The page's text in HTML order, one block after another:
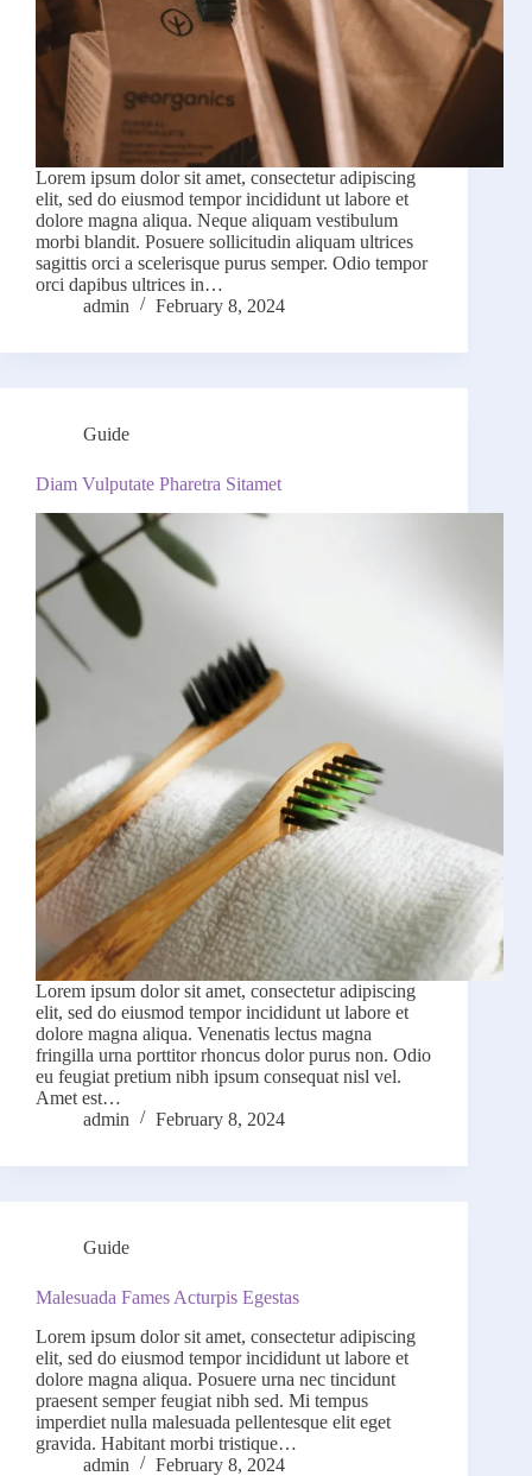
Lorem ipsum dolor sit amet, consectetur adipiscing
elit, sed do eiusmod tempor incididunt ut labore et
dolore magna aliqua. Neque aliquam vestibulum
morbi blandit. Posuere sollicitudin aliquam ultrices
sagittis orci a scelerisque purus semper. Odio tempor
orci dapibus ultrices in…
admin
February 8, 2024
Guide
Diam Vulputate Pharetra Sitamet
Lorem ipsum dolor sit amet, consectetur adipiscing
elit, sed do eiusmod tempor incididunt ut labore et
dolore magna aliqua. Venenatis lectus magna
fringilla urna porttitor rhoncus dolor purus non. Odio
eu feugiat pretium nibh ipsum consequat nisl vel.
Amet est…
admin
February 8, 2024
Guide
Malesuada Fames Acturpis Egestas
Lorem ipsum dolor sit amet, consectetur adipiscing
elit, sed do eiusmod tempor incididunt ut labore et
dolore magna aliqua. Posuere urna nec tincidunt
praesent semper feugiat nibh sed. Mi tempus
imperdiet nulla malesuada pellentesque elit eget
gravida. Habitant morbi tristique…
admin
February 8, 2024